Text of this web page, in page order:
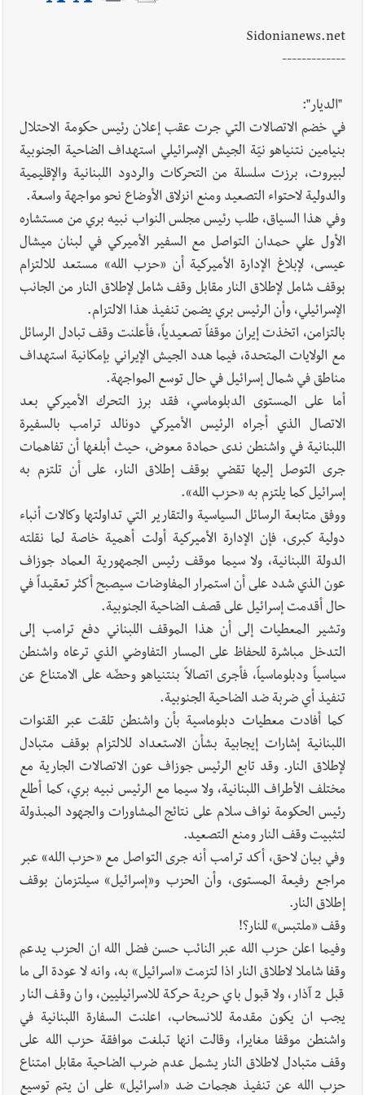
أخبار صيدا بالصور : غسان سركيس يرعى تخرّج فوج الفكر والإبداع
Sidonianews.net
-------------
"الديار":
في خضم الاتصالات التي جرت عقب إعلان رئيس حكومة الاحتلال
بنيامين نتنياهو نيّة الجيش الإسرائيلي استهداف الضاحية الجنوبية
لبيروت، برزت سلسلة من التحركات والردود اللبنانية والإقليمية
والدولية لاحتواء التصعيد ومنع انزلاق الأوضاع نحو مواجهة واسعة.
وفي هذا السياق، طلب رئيس مجلس النواب نبيه بري من مستشاره
الأول علي حمدان التواصل مع السفير الأميركي في لبنان ميشال
عيسى، لإبلاغ الإدارة الأميركية أن «حزب الله» مستعد للالتزام
بوقف شامل لإطلاق النار مقابل وقف شامل لإطلاق النار من الجانب
الإسرائيلي، وأن الرئيس بري يضمن تنفيذ هذا الالتزام.
بالتزامن، اتخذت إيران موقفاً تصعيدياً، فأعلنت وقف تبادل الرسائل
مع الولايات المتحدة، فيما هدد الجيش الإيراني بإمكانية استهداف
مناطق في شمال إسرائيل في حال توسع المواجهة.
أما على المستوى الدبلوماسي، فقد برز التحرك الأميركي بعد
الاتصال الذي أجراه الرئيس الأميركي دونالد ترامب بالسفيرة
اللبنانية في واشنطن ندى حمادة معوض، حيث أبلغها أن تفاهمات
جرى التوصل إليها تقضي بوقف إطلاق النار، على أن تلتزم به
إسرائيل كما يلتزم به «حزب الله».
ووفق متابعة الرسائل السياسية والتقارير التي تداولتها وكالات أنباء
دولية كبرى، فإن الإدارة الأميركية أولت أهمية خاصة لما نقلته
الدولة اللبنانية، ولا سيما موقف رئيس الجمهورية العماد جوزاف
عون الذي شدد على أن استمرار المفاوضات سيصبح أكثر تعقيداً في
حال أقدمت إسرائيل على قصف الضاحية الجنوبية.
وتشير المعطيات إلى أن هذا الموقف اللبناني دفع ترامب إلى
التدخل مباشرة للحفاظ على المسار التفاوضي الذي ترعاه واشنطن
سياسياً ودبلوماسياً، فأجرى اتصالاً بنتنياهو وحضّه على الامتناع عن
تنفيذ أي ضربة ضد الضاحية الجنوبية.
كما أفادت معطيات دبلوماسية بأن واشنطن تلقت عبر القنوات
اللبنانية إشارات إيجابية بشأن الاستعداد للالتزام بوقف متبادل
لإطلاق النار. وقد تابع الرئيس جوزاف عون الاتصالات الجارية مع
مختلف الأطراف اللبنانية، ولا سيما مع الرئيس نبيه بري، كما أطلع
رئيس الحكومة نواف سلام على نتائج المشاورات والجهود المبذولة
لتثبيت وقف النار ومنع التصعيد.
وفي بيان لاحق، أكد ترامب أنه جرى التواصل مع «حزب الله» عبر
مراجع رفيعة المستوى، وأن الحزب و«إسرائيل» سيلتزمان بوقف
إطلاق النار.
وقف «ملتبس» للنار؟!
وفيما اعلن حزب الله عبر النائب حسن فضل الله ان الحزب يدعم
وقفا شاملا لاطلاق النار اذا لتزمت «اسرائيل» به، وانه لا عودة الى ما
قبل 2 آذار، ولا قبول باي حرية حركة للاسرائيليين، وان وقف النار
يجب ان يكون مقدمة للانسحاب، اعلنت السفارة اللبنانية في
واشنطن موقفا مغايرا، وقالت انها تبلغت موافقة حزب الله على
وقف متبادل لاطلاق النار يشمل عدم ضرب الضاحية مقابل امتناع
حزب الله عن تنفيذ هجمات ضد «اسرائيل» على ان يتم توسيع